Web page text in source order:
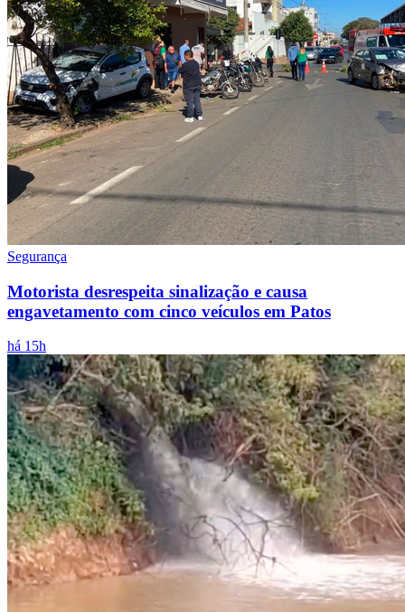
Segurança
Motorista desrespeita sinalização e causa
engavetamento com cinco veículos em Patos
há 15h